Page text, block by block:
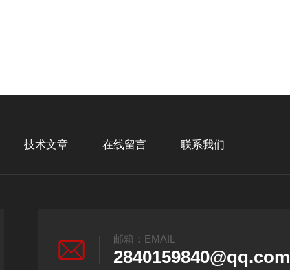
技术文章 在线留言 联系我们
邮箱：EMAIL
2840159840@qq.com